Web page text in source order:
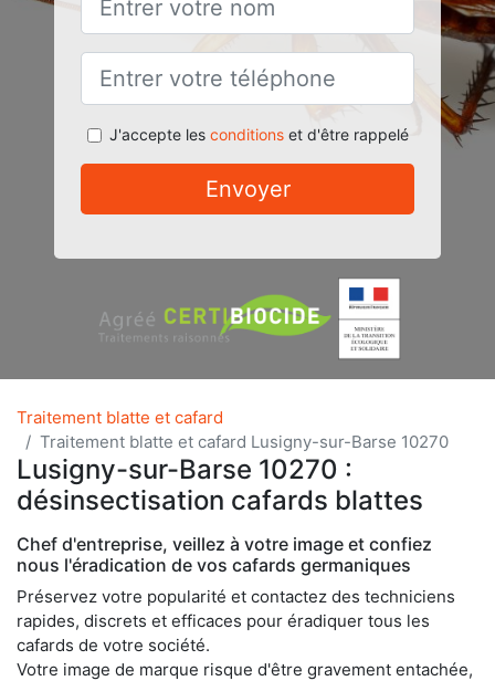
J'accepte les conditionset d'être rappelé
Envoyer
Traitement blatte et cafard
Traitement blatte et cafard Lusigny-sur-Barse 10270
Lusigny-sur-Barse 10270 :
désinsectisation cafards blattes
Chef d'entreprise, veillez à votre image et confiez
nous l'éradication de vos cafards germaniques
Préservez votre popularité et contactez des techniciens
rapides, discrets et efficaces pour éradiquer tous les
cafards de votre société.
Votre image de marque risque d'être gravement entachée,